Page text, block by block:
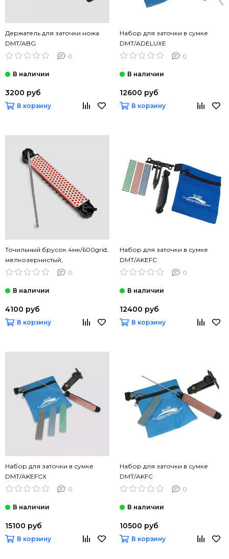
Держатель для заточки ножа
DMT/ABG
0
3200 руб
В корзину
Набор для заточки в сумке
DMT/ADELUXE
0
12600 руб
В корзину
Точильный брусок 4мк/600grid,
мелкозернистый,
направл.стержень DMT/AHF
0
4100 руб
В корзину
Набор для заточки в сумке
DMT/AKEFC
0
12400 руб
В корзину
Набор для заточки в сумке
DMT/AKEFCX
0
15100 руб
В корзину
Набор для заточки в сумке
DMT/AKFC
0
10500 руб
В корзину